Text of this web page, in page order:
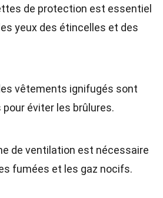
de protection est essentiel
yeux des étincelles et des
vêtements ignifugés sont
éviter les brûlures.
de ventilation est nécessaire
fumées et les gaz nocifs.